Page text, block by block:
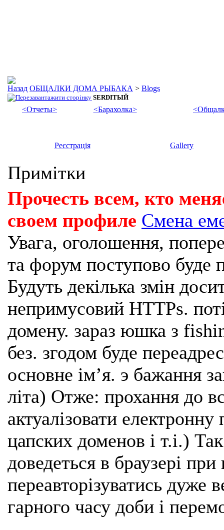
ОБЩАЛКИ ДОМА РЫБАКА > Blogs
SERDIТЫЙ
<Отчеты> <Барахолка>
Реєстрація Gallery
Примітки
Прочесть всем, кто
своем профиле Смена
Увага, оголошення,
та форум поступово буде
Будуть декілька змін
непримусовий HTTPs.
домену. зараз юшка з
без. згодом буде
основне імʼя. э бажання
літа) Отже: прохання до
актуалізовати
цапских доменов і т.і.)
доведеться в браузері
переавторізуватись
гарного часу доби і